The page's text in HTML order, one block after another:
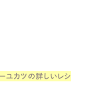
ユカツの詳しいレシ